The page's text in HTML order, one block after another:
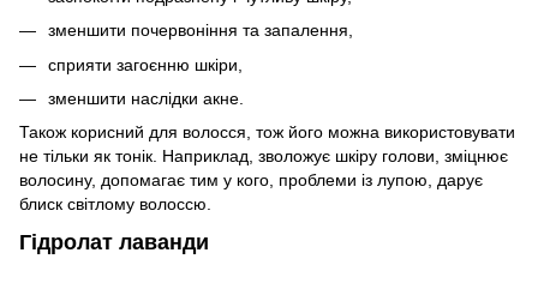
зменшити почервоніння та запалення,
сприяти загоєнню шкіри,
зменшити наслідки акне.
Також корисний для волосся, тож його можна використовувати
не тільки як тонік. Наприклад, зволожує шкіру голови, зміцнює
волосину, допомагає тим у кого, проблеми із лупою, дарує
блиск світлому волоссю.
Гідролат лаванди